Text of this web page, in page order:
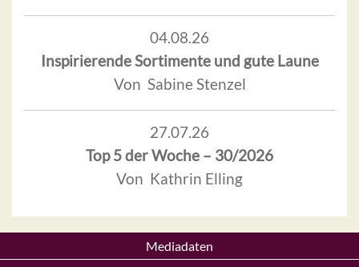
04.08.26
Inspirierende Sortimente und gute Laune
Von Sabine Stenzel
27.07.26
Top 5 der Woche – 30/2026
Von Kathrin Elling
Mediadaten